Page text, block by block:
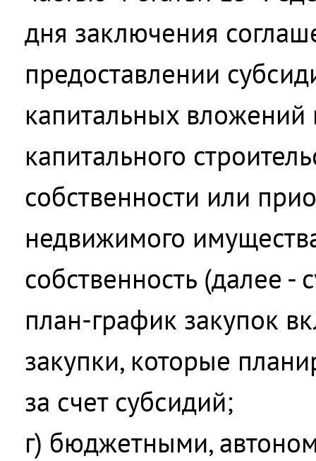
дня заключения
предоставлении
капитальных вложений
капитального
собственности или
недвижимого
собственность (далее -
план-график закупок
закупки, которые
за счет субсидий;
г) бюджетными,